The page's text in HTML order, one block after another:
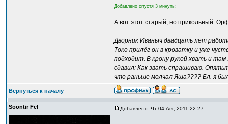
Добавлено спустя 3 минуты:
А вот этот старый, но прикольный.
Дворник Иваныч двадцать лет
Токо прилёг он в кроватку и уже
подходит. В крону рукой хвать и
сдавил: Как звать спрашиваю.
что раньше молчал Яша???? Бл. я
Вернуться к началу
Soontir Fel Добавлено: Чт 04 Авг, 2011 22:27